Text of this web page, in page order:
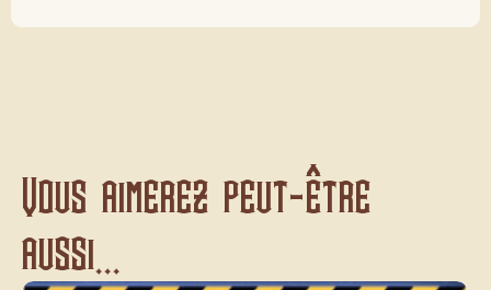
Vous aimerez peut-être
aussi...